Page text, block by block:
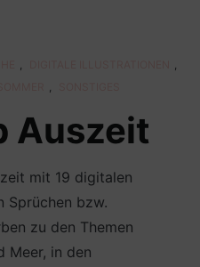
,
,
,
Auszeit
mit 19 digitalen
Sprüchen bzw.
zu den Themen
Meer, in den